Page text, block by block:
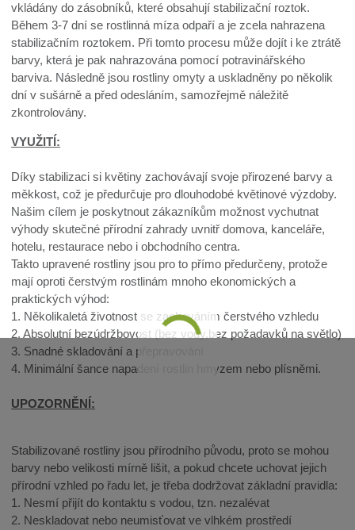
vkládány do zásobníků, které obsahují stabilizační roztok.
Během 3-7 dní se rostlinná míza odpaří a je zcela nahrazena
stabilizačním roztokem. Při tomto procesu může dojít i ke ztrátě
barvy, která je pak nahrazována pomocí potravinářského
barviva. Následně jsou rostliny omyty a uskladněny po několik
dní v sušárně a před odesláním, samozřejmě náležitě
zkontrolovány.
VYUŽITÍ:
Díky stabilizaci si květiny zachovávají svoje přirozené barvy a
měkkost, což je předurčuje pro dlouhodobé květinové výzdoby.
Našim cílem je poskytnout zákazníkům možnost vychutnat
výhody skutečné přírodní zahrady uvnitř domova, kanceláře,
hotelu, restaurace nebo i obchodního centra.
Takto upravené rostliny jsou pro to přímo předurčeny, protože
mají oproti čerstvým rostlinám mnoho ekonomických a
praktických výhod:
1. Několikaletá životnost se zachováním čerstvého vzhledu
2. Absolutní bezúdržbovost (bez vody,bez požadavků na světlo)
3. Snadné skladování a přepravování
4. Minimální šance napadení rostlin hmyzem nebo plísněmi.
UPOZORNĚNÍ:
Stabilizované rostliny jsou přírodního původu, proto se mohou
barvy nebo velikosti mírně lišit, a pokud chcete uchovat jejich
přírodní vzhled po řadu let, je třeba dodržovat základní pravidla:
1. Nesmí přijít do kontaktu s vodou, tzn. nezalévat
2. Neskladovat nebo neumisťovat ve vlhkém prostředí